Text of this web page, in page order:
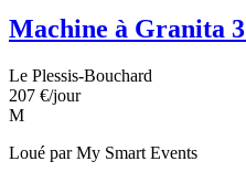
Machine à Granita
Le Plessis-Bouchard
207 €/jour
M
Loué parMy Smart Events